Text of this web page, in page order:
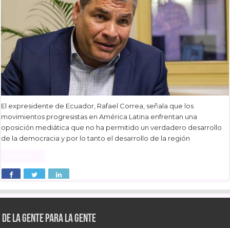
El expresidente de Ecuador, Rafael Correa, señala que los
movimientos progresistas en América Latina enfrentan una
oposición mediática que no ha permitido un verdadero desarrollo
de la democracia y por lo tanto el desarrollo de la región
De la gente para la gente